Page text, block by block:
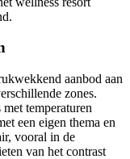
aanbod aan
zones.
temperaturen
een eigen thema en
vooral in de
van het contrast